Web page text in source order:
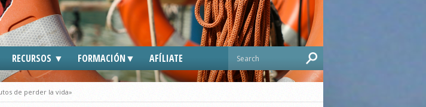
RECURSOS ▼
ENLACES DE INTERES
TRAFFIC
FORMACIÓN▼
CGT ►
AFÍLIATE
de perder la vida»